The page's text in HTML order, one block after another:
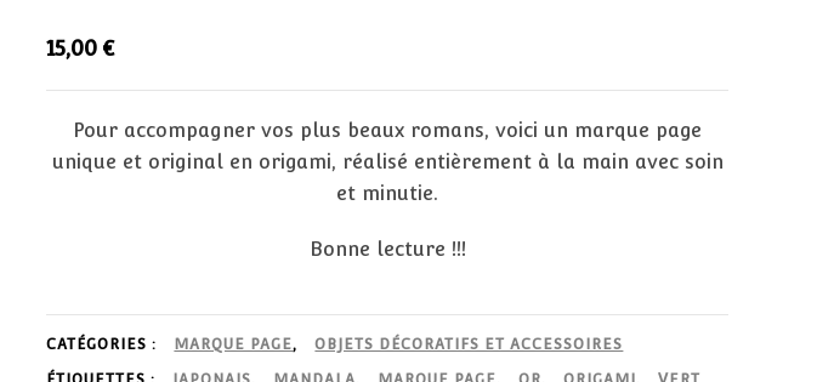
15,00€
Pour accompagner vos plus beaux romans, voici un marque page
unique et original en origami, réalisé entièrement à la main avec soin
et minutie.
Bonne lecture !!!
CATÉGORIES : MARQUE PAGE, OBJETS DÉCORATIFS ET ACCESSOIRES